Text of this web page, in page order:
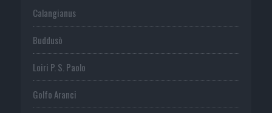
Calangianus
Buddusò
Loiri P. S. Paolo
Golfo Aranci